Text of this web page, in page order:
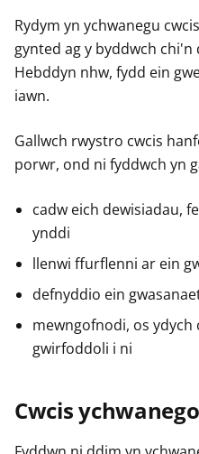
Rydym yn ychwanegu
gynted ag y byddwch
Hebddyn nhw, fydd ein
iawn.
Gallwch rwystro cwcis
porwr, ond ni fyddwch yn
cadw eich dewisiadau,
ynddi
llenwi ffurflenni ar ein
defnyddio ein
mewngofnodi, os
gwirfoddoli i ni
Cwcis